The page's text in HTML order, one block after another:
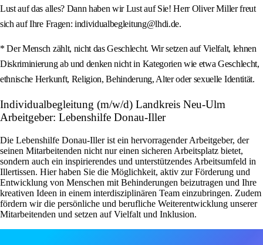
Lust auf das alles? Dann haben wir Lust auf Sie! Herr Oliver Miller freut
sich auf Ihre Fragen: individualbegleitung@lhdi.de.
* Der Mensch zählt, nicht das Geschlecht. Wir setzen auf Vielfalt, lehnen
Diskriminierung ab und denken nicht in Kategorien wie etwa Geschlecht,
ethnische Herkunft, Religion, Behinderung, Alter oder sexuelle Identität.
Individualbegleitung (m/w/d) Landkreis Neu-Ulm
Arbeitgeber: Lebenshilfe Donau-Iller
Die Lebenshilfe Donau-Iller ist ein hervorragender Arbeitgeber, der
seinen Mitarbeitenden nicht nur einen sicheren Arbeitsplatz bietet,
sondern auch ein inspirierendes und unterstützendes Arbeitsumfeld in
Illertissen. Hier haben Sie die Möglichkeit, aktiv zur Förderung und
Entwicklung von Menschen mit Behinderungen beizutragen und Ihre
kreativen Ideen in einem interdisziplinären Team einzubringen. Zudem
fördern wir die persönliche und berufliche Weiterentwicklung unserer
Mitarbeitenden und setzen auf Vielfalt und Inklusion.